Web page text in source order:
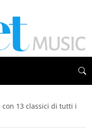
con 13 classici di tutti i